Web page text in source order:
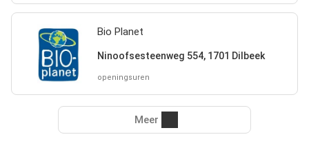
Bio Planet
Ninoofsesteenweg 554, 1701 Dilbeek
openingsuren
Meer